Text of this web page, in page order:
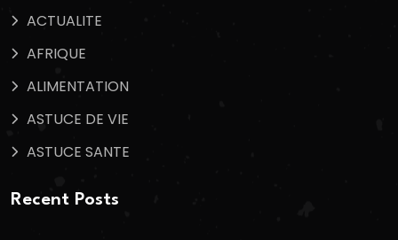
ACTUALITE
AFRIQUE
ALIMENTATION
ASTUCE DE VIE
ASTUCE SANTE
Recent Posts